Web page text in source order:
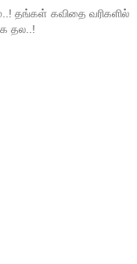
தங்கள் கவிதை வரிகளில்
தல..!